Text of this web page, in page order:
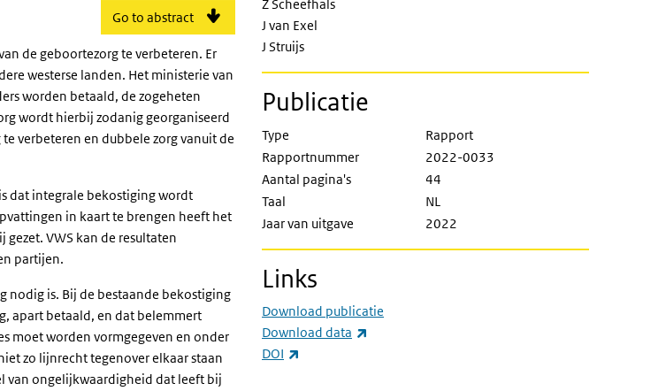
Go to abstract
de geboortezorg te verbeteren. Er
westerse landen. Het ministerie van
worden betaald, de zogeheten
wordt hierbij zodanig georganiseerd
verbeteren en dubbele zorg vanuit de
dat integrale bekostiging wordt
in kaart te brengen heeft het
VWS kan de resultaten
partijen.
nodig is. Bij de bestaande bekostiging
apart betaald, en dat belemmert
moet worden vormgegeven en onder
zo lijnrecht tegenover elkaar staan
van ongelijkwaardigheid dat leeft bij
Z Scheefhals
J van Exel
J Struijs
Publicatie
Type
Rapport
Rapportnummer
2022-0033
Aantal pagina's
44
Taal
NL
Jaar van uitgave
2022
Links
Download publicatie
Download data
DOI